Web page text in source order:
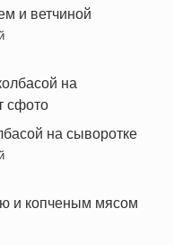
и ветчиной
на сыворотке